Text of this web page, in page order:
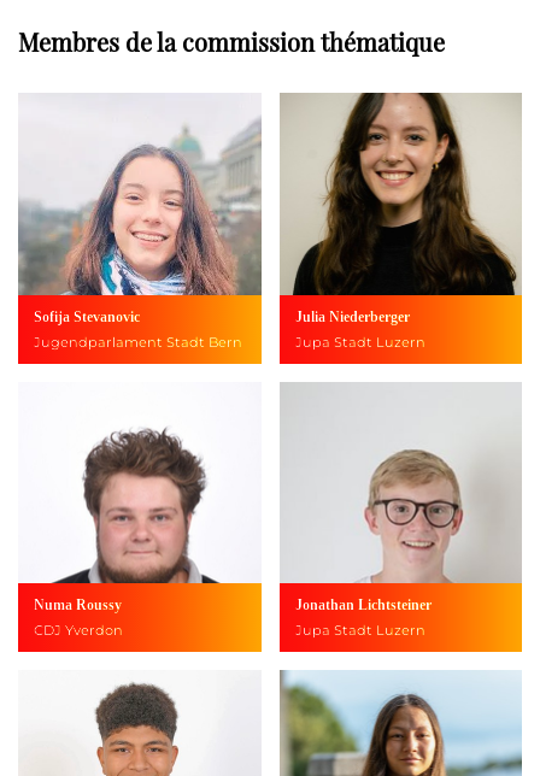
Membres de la commission thématique
Sofija Stevanovic
Jugendparlament Stadt Bern
Julia Niederberger
Jupa Stadt Luzern
Numa Roussy
CDJ Yverdon
Jonathan Lichtsteiner
Jupa Stadt Luzern